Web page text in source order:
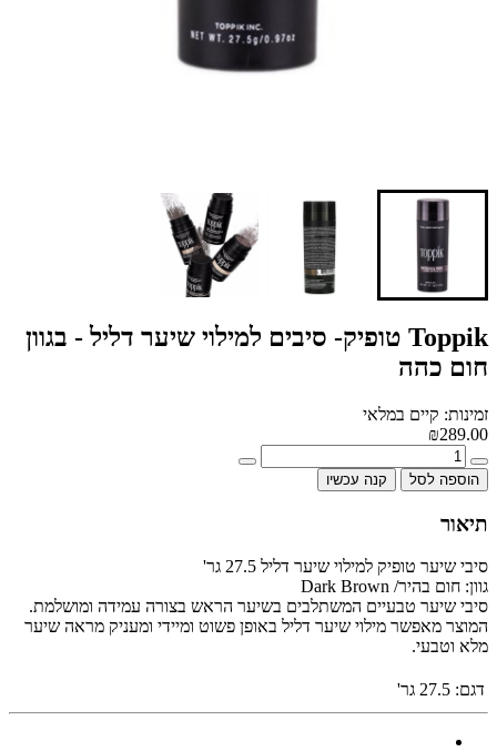
Toppik טופיק- סיבים למילוי שיער דליל - בגוון
חום כהה
זמינות: קיים במלאי
₪289.00
הוספה לסל קנה עכשיו
תיאור
סיבי שיער טופיק למילוי שיער דליל 27.5 גר'
גוון: חום בהיר/ Dark Brown
סיבי שיער טבעיים המשתלבים בשיער הראש בצורה עמידה ומושלמת.
המוצר מאפשר מילוי שיער דליל באופן פשוט ומיידי ומעניק מראה שיער
מלא וטבעי.
דגם: 27.5 גר'